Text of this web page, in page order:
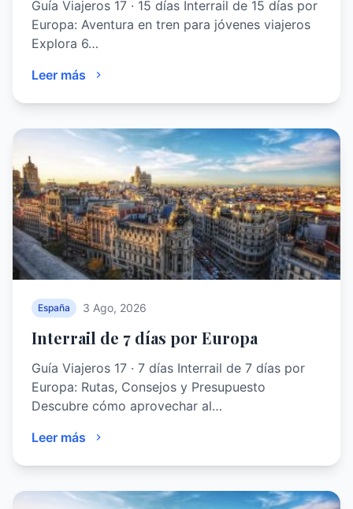
Guía Viajeros 17 · 15 días Interrail de 15 días por
Europa: Aventura en tren para jóvenes viajeros
Explora 6…
Leer más
España 3 Ago, 2026
Interrail de 7 días por Europa
Guía Viajeros 17 · 7 días Interrail de 7 días por
Europa: Rutas, Consejos y Presupuesto
Descubre cómo aprovechar al…
Leer más